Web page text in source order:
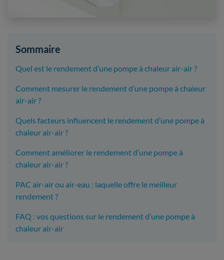
Sommaire
Quel est le rendement d’une pompe à chaleur air-air ?
Comment mesurer le rendement d’une pompe à chaleur
air-air ?
Quels facteurs influencent le rendement d’une pompe à
chaleur air-air ?
Comment améliorer le rendement d’une pompe à
chaleur air-air ?
PAC air-air ou air-eau : laquelle offre le meilleur
rendement ?
FAQ : vos questions sur le rendement d’une pompe à
chaleur air-air